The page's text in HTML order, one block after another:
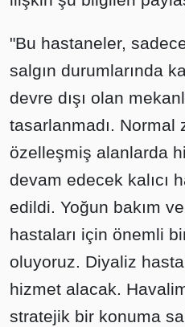
"Bu hastaneler,
salgın durumlarında
devre dışı olan
tasarlanmadı. Normal
özelleşmiş alanlarda
devam edecek kalıcı
edildi. Yoğun bakım
hastaları için önemli
oluyoruz. Diyaliz
hizmet alacak.
stratejik bir konuma